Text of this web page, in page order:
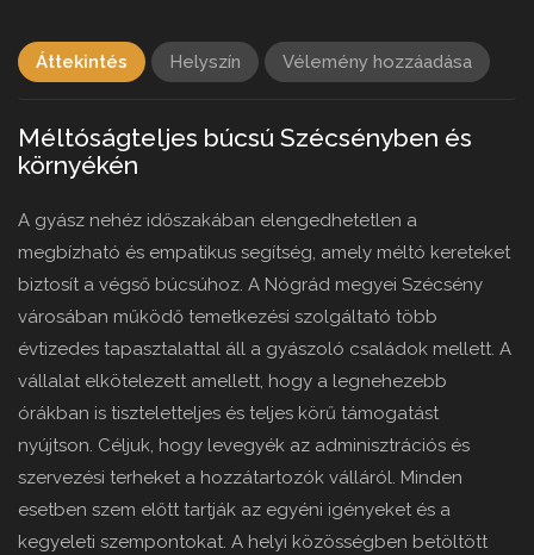
Áttekintés Helyszín Vélemény hozzáadása
Méltóságteljes búcsú Szécsényben és
környékén
A gyász nehéz időszakában elengedhetetlen a
megbízható és empatikus segítség, amely méltó kereteket
biztosít a végső búcsúhoz. A Nógrád megyei Szécsény
városában működő temetkezési szolgáltató több
évtizedes tapasztalattal áll a gyászoló családok mellett. A
vállalat elkötelezett amellett, hogy a legnehezebb
órákban is tiszteletteljes és teljes körű támogatást
nyújtson. Céljuk, hogy levegyék az adminisztrációs és
szervezési terheket a hozzátartozók válláról. Minden
esetben szem előtt tartják az egyéni igényeket és a
kegyeleti szempontokat. A helyi közösségben betöltött